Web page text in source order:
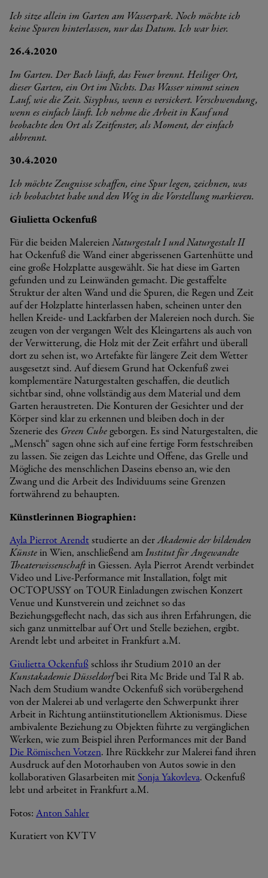
Ich sitze allein im Garten am Wasserpark. Noch möchte ich
keine Spuren hinterlassen, nur das Datum. Ich war hier.
26.4.2020
Im Garten. Der Bach läuft, das Feuer brennt. Heiliger Ort,
dieser Garten, ein Ort im Nichts. Das Wasser nimmt seinen
Lauf, wie die Zeit. Sisyphus, wenn es versickert. Verschwendung,
wenn es einfach läuft. Ich nehme die Arbeit in Kauf und
beobachte den Ort als Zeitfenster, als Moment, der einfach
abbrennt.
30.4.2020
Ich möchte Zeugnisse schaffen, eine Spur legen, zeichnen, was
ich beobachtet habe und den Weg in die Vorstellung markieren.
Giulietta Ockenfuß
Für die beiden Malereien Naturgestalt I und Naturgestalt II
hat Ockenfuß die Wand einer abgerissenen Gartenhütte und
eine große Holzplatte ausgewählt. Sie hat diese im Garten
gefunden und zu Leinwänden gemacht. Die gestaffelte
Struktur der alten Wand und die Spuren, die Regen und Zeit
auf der Holzplatte hinterlassen haben, scheinen unter den
hellen Kreide- und Lackfarben der Malereien noch durch. Sie
zeugen von der vergangen Welt des Kleingartens als auch von
der Verwitterung, die Holz mit der Zeit erfährt und überall
dort zu sehen ist, wo Artefakte für längere Zeit dem Wetter
ausgesetzt sind. Auf diesem Grund hat Ockenfuß zwei
komplementäre Naturgestalten geschaffen, die deutlich
sichtbar sind, ohne vollständig aus dem Material und dem
Garten heraustreten. Die Konturen der Gesichter und der
Körper sind klar zu erkennen und bleiben doch in der
Szenerie des Green Cube geborgen. Es sind Naturgestalten, die
„Mensch“ sagen ohne sich auf eine fertige Form festschreiben
zu lassen. Sie zeigen das Leichte und Offene, das Grelle und
Mögliche des menschlichen Daseins ebenso an, wie den
Zwang und die Arbeit des Individuums seine Grenzen
fortwährend zu behaupten.
Künstlerinnen Biographien:
Ayla Pierrot Arendt studierte an derAkademie der bildenden
Künste in Wien, anschließend am Institut für Angewandte
Theaterwissenschaftin Giessen. Ayla Pierrot Arendt verbindet
Video und Live-Performance mit Installation, folgt mit
OCTOPUSSY on TOUR Einladungen zwischen Konzert
Venue und Kunstverein und zeichnet so das
Beziehungsgeflecht nach, das sich aus ihren Erfahrungen, die
sich ganz unmittelbar auf Ort und Stelle beziehen, ergibt.
Arendt lebt und arbeitet in Frankfurt a.M.
Giulietta Ockenfuß schloss ihr Studium 2010 an der
Kunstakademie Düsseldorfbei Rita Mc Bride und Tal R ab.
Nach dem Studium wandte Ockenfuß sich vorübergehend
von der Malerei ab und verlagerte den Schwerpunkt ihrer
Arbeit in Richtung antiinstitutionellem Aktionismus. Diese
ambivalente Beziehung zu Objekten führte zu vergänglichen
Werken, wie zum Beispiel ihren Performances mit der Band
Die Römischen Votzen. Ihre Rückkehr zur Malerei fand ihren
Ausdruck auf den Motorhauben von Autos sowie in den
kollaborativen Glasarbeiten mit Sonja Yakovleva. Ockenfuß
lebt und arbeitet in Frankfurt a.M.
Fotos: Anton Sahler
Kuratiert von KVTV